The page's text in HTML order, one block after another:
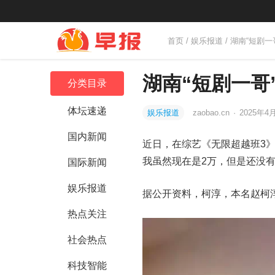
首页 / 娱乐报道 / 湖南“短剧
分类目录
体坛速递
国内新闻
国际新闻
娱乐报道
热点关注
社会热点
科技智能
湖南“短剧一
娱乐报道 zaobao.cn · 2025年4
近日，在综艺《无限超越班3
我虽然现在是2万，但是还没
据公开资料，柯淳，本名赵柯